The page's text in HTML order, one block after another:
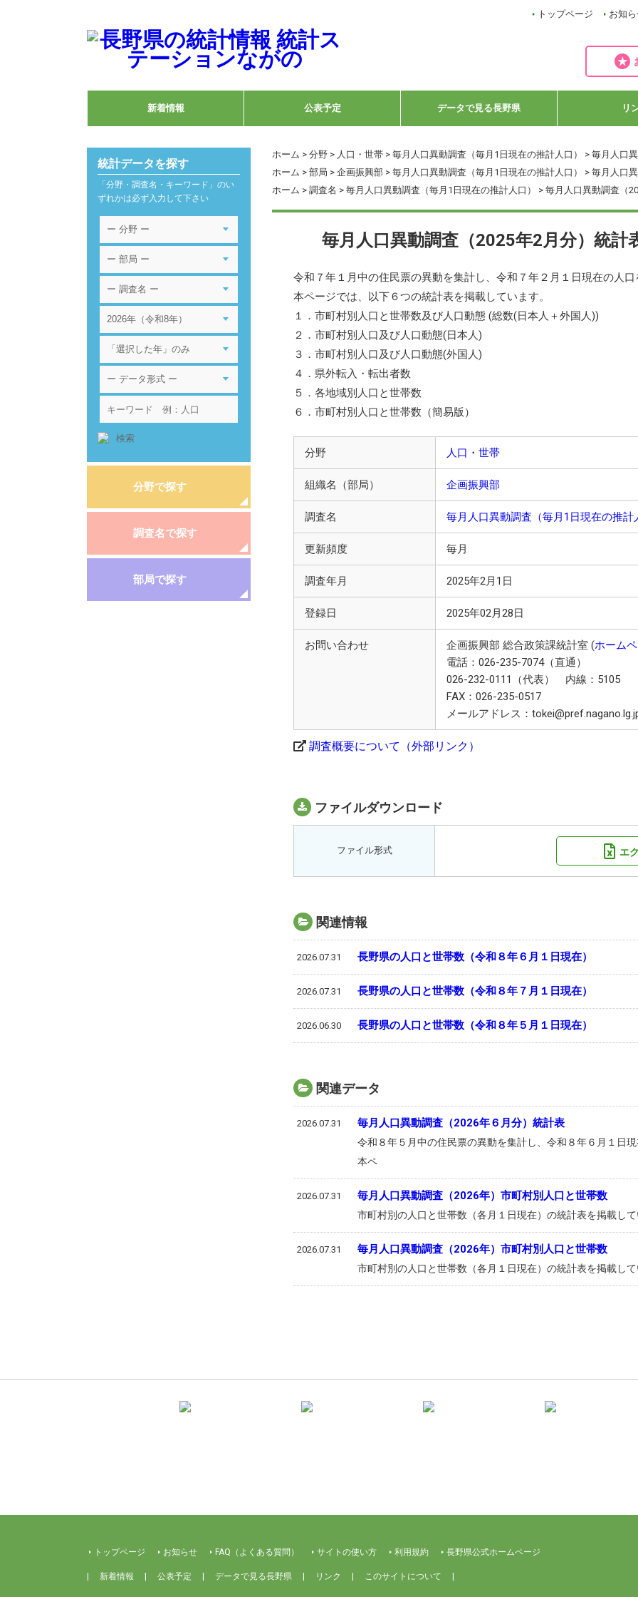
トップページ お知
新着情報 公表予定 データで見る長野県 リ
ホーム > 分野 > 人口・世帯 > 毎月人口異動調査（毎月1日現在の推計人口）
> 毎月人口
ホーム > 部局 > 企画振興部 > 毎月人口異動調査（毎月1日現在の推計人口）
> 毎月人口
ホーム > 調査名 > 毎月人口異動調査（毎月1日現在の推計人口） > 毎月人口異動調査（
毎月人口異動調査（2025年2月分）統計
令和７年１月中の住民票の異動を集計し、令和７年２月１日現在の人
本ページでは、以下６つの統計表を掲載しています。
１．市町村別人口と世帯数及び人口動態 (総数(日本人＋外国人))
２．市町村別人口及び人口動態(日本人)
３．市町村別人口及び人口動態(外国人)
４．県外転入・転出者数
５．各地域別人口と世帯数
６．市町村別人口と世帯数（簡易版）
分野 人口・世帯
組織名（部局） 企画振興部
調査名 毎月人口異動調査（毎月1日現在の推計
更新頻度 毎月
調査年月 2025年2月1日
登録日 2025年02月28日
お問い合わせ 企画振興部 総合政策課統計室 (ホーム
電話：026-235-7074（直通）
026-232-0111（代表） 内線：5105
FAX：026-235-0517
メールアドレス：
調査概要について（外部リンク）
ファイルダウンロード
ファイル形式 エ
関連情報
2026.07.31 長野県の人口と世帯数（令和８年６月１日現在）
2026.07.31 長野県の人口と世帯数（令和８年７月１日現在）
2026.06.30 長野県の人口と世帯数（令和８年５月１日現在）
関連データ
2026.07.31 毎月人口異動調査（2026年６月分）統計表
令和８年５月中の住民票の異動を集計し、令和８年６月１日
本ペ
2026.07.31 毎月人口異動調査（2026年）市町村別人口と世帯数
市町村別の人口と世帯数（各月１日現在）の統計表を掲載し
2026.07.31 毎月人口異動調査（2026年）市町村別人口と世帯数
市町村別の人口と世帯数（各月１日現在）の統計表を掲載し
統計データを探す
「分野・調査名・キーワード」のい
ずれかは必ず入力して下さい
分野で探す
調査名で探す
部局で探す
トップページ お知らせ FAQ（よくある質問） サイトの使い方 利用規約 長野県公式ホームページ
新着情報 公表予定 データで見る長野県 リンク このサイトについて